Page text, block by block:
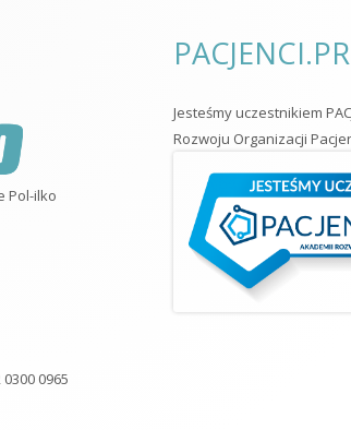
Pol-ilko
0965
Jesteśmy uczestnikiem
Rozwoju Organizacji